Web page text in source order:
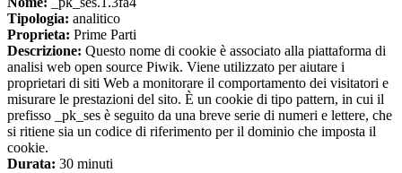
Tipologia: analitico
Proprieta: Prime Parti
Descrizione: Questo nome di cookie è associato alla piattaforma di
analisi web open source Piwik. Viene utilizzato per aiutare i
proprietari di siti Web a monitorare il comportamento dei visitatori e
misurare le prestazioni del sito. È un cookie di tipo pattern, in cui il
prefisso _pk_ses è seguito da una breve serie di numeri e lettere, che
si ritiene sia un codice di riferimento per il dominio che imposta il
cookie.
Durata: 30 minuti